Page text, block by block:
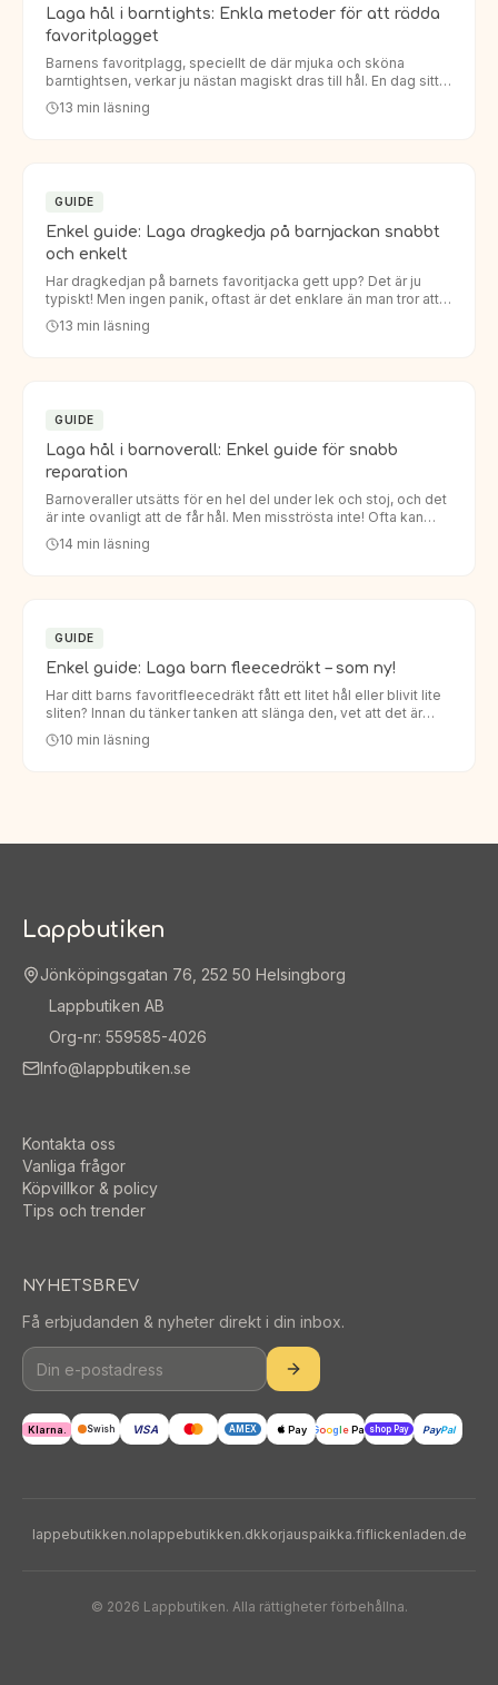
Laga hål i barntights: Enkla metoder för att rädda
favoritplagget
Barnens favoritplagg, speciellt de där mjuka och sköna
barntightsen, verkar ju nästan magiskt dras till hål. En dag sitter
de perfekt, nästa dag har knäna eller rumpan fått ett oö…
13 min läsning
GUIDE
Enkel guide: Laga dragkedja på barnjackan snabbt
och enkelt
Har dragkedjan på barnets favoritjacka gett upp? Det är ju
typiskt! Men ingen panik, oftast är det enklare än man tror att
laga dragkedja barnjacka. Istället för att köpa en helt…
13 min läsning
GUIDE
Laga hål i barnoverall: Enkel guide för snabb
reparation
Barnoveraller utsätts för en hel del under lek och stoj, och det
är inte ovanligt att de får hål. Men misströsta inte! Ofta kan
man enkelt laga hål i barnoverall så att den håller…
14 min läsning
GUIDE
Enkel guide: Laga barn fleecedräkt – som ny!
Har ditt barns favoritfleecedräkt fått ett litet hål eller blivit lite
sliten? Innan du tänker tanken att slänga den, vet att det är
enklare än du tror att laga den. Att laga barn…
10 min läsning
Lappbutiken
Jönköpingsgatan 76, 252 50 Helsingborg
Lappbutiken AB
Org-nr: 559585-4026
Info@lappbutiken.se
Kontakta oss
Vanliga frågor
Köpvillkor & policy
Tips och trender
NYHETSBREV
Få erbjudanden & nyheter direkt i din inbox.
Klarna. Swish VISA AMEX Pay Google Pay shop Pay PayPal
lappebutikken.nolappebutikken.dkkorjauspaikka.fiflickenladen.de
© 2026 Lappbutiken. Alla rättigheter förbehållna.